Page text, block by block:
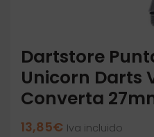
Dartstore
Unicorn Darts
Converta
13,85€ Iva incluido